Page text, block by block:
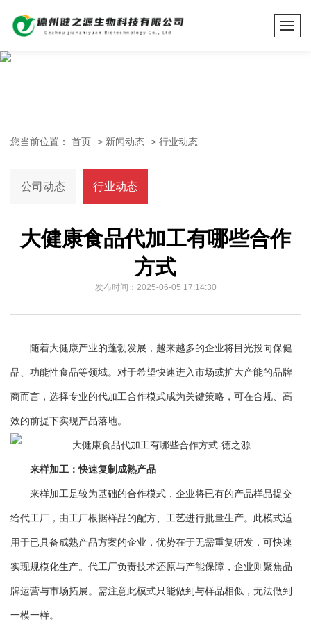
您当前位置： 首页 > 新闻动态 > 行业动态
公司动态 行业动态
大健康食品代加工有哪些合作
方式
发布时间：2025-06-05 17:14:30
随着大健康产业的蓬勃发展，越来越多的企业将目光投向保健
品、功能性食品等领域。对于希望快速进入市场或扩大产能的品牌
商而言，选择专业的代加工合作模式成为关键策略，可在合规、高
效的前提下实现产品落地。
来样加工：快速复制成熟产品
来样加工是较为基础的合作模式，企业将已有的产品样品提交
给代工厂，由工厂根据样品的配方、工艺进行批量生产。此模式适
用于已具备成熟产品方案的企业，优势在于无需重复研发，可快速
实现规模化生产。代工厂负责技术还原与产能保障，企业则聚焦品
牌运营与市场拓展。需注意此模式只能做到与样品相似，无法做到
一模一样。